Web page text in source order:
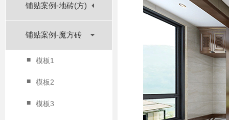
铺贴案例-地砖(方)
铺贴案例-魔方砖
■ 模板1
■ 模板2
■ 模板3